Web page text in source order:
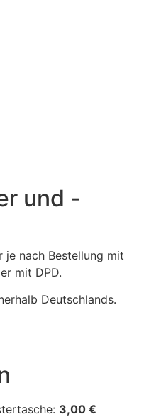
und -
je nach Bestellung mit
mit DPD.
Deutschlands.
3,00 €